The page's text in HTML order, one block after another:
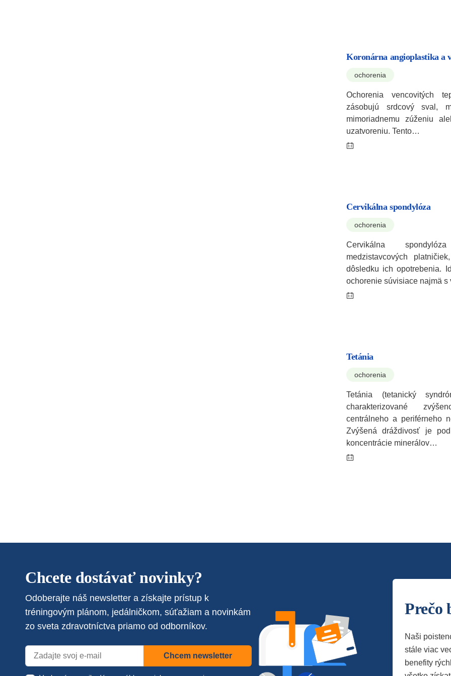
Koronárna angioplastika a
ochorenia
Ochorenia vencovitých
zásobujú srdcový sval,
mimoriadnemu zúženiu
uzatvoreniu. Tento…
Cervikálna spondylóza
ochorenia
Cervikálna
medzistavcových
dôsledku ich opotrebenia.
ochorenie súvisiace najmä
Tetánia
ochorenia
Tetánia (tetanický
charakterizované
centrálneho a periférneho
Zvýšená dráždivosť je
koncentrácie minerálov…
Chcete dostávať novinky?
Odoberajte náš newsletter a získajte prístup k
tréningovým plánom, jedálničkom, súťažiam a novinkám
zo sveta zdravotníctva priamo od odborníkov.
Chcem newsletter
Prečo
Naši
stále viac
benefity